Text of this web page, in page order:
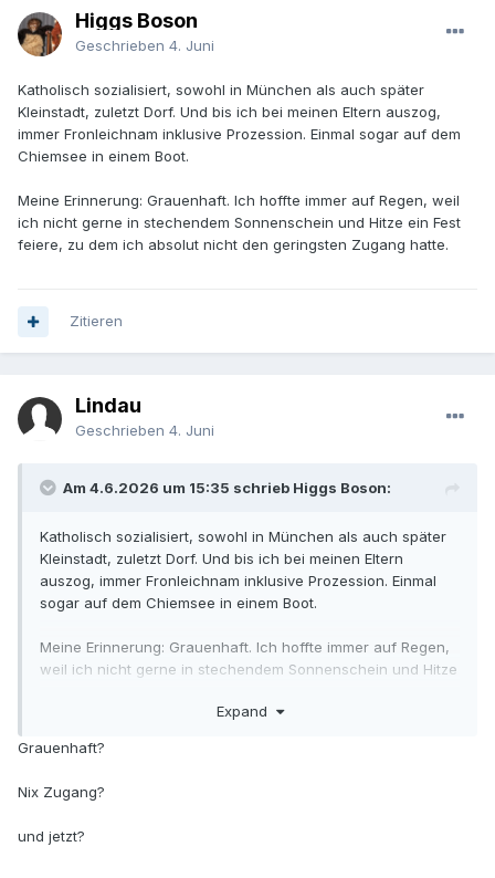
Higgs Boson
Geschrieben 4. Juni
Katholisch sozialisiert, sowohl in München als auch später
Kleinstadt, zuletzt Dorf. Und bis ich bei meinen Eltern auszog,
immer Fronleichnam inklusive Prozession. Einmal sogar auf dem
Chiemsee in einem Boot.
Meine Erinnerung: Grauenhaft. Ich hoffte immer auf Regen, weil
ich nicht gerne in stechendem Sonnenschein und Hitze ein Fest
feiere, zu dem ich absolut nicht den geringsten Zugang hatte.
Zitieren
Lindau
Geschrieben 4. Juni
Am 4.6.2026 um 15:35 schrieb Higgs Boson:
Katholisch sozialisiert, sowohl in München als auch später
Kleinstadt, zuletzt Dorf. Und bis ich bei meinen Eltern
auszog, immer Fronleichnam inklusive Prozession. Einmal
sogar auf dem Chiemsee in einem Boot.
Meine Erinnerung: Grauenhaft. Ich hoffte immer auf Regen,
weil ich nicht gerne in stechendem Sonnenschein und Hitze
Expand
Grauenhaft?
Nix Zugang?
und jetzt?